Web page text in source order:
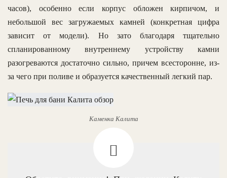
часов), особенно если корпус обложен кирпичом, и
небольшой вес загружаемых камней (конкретная цифра
зависит от модели). Но зато благодаря тщательно
спланированному внутреннему устройству камни
разогреваются достаточно сильно, причем всесторонне, из-
за чего при поливе и образуется качественный легкий пар.
Каменка Калита